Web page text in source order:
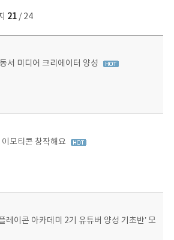
21/ 24
서 미디어 크리에이터 양성
모티콘 창작해요
레이콘 아카데미 2기 유튜버 양성 기초반’ 모